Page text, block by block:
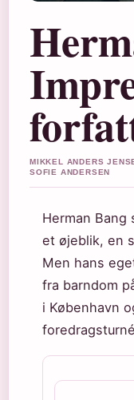
MIKKEL ANDERS
SOFIE ANDERSEN
Herman Bang
et øjeblik, en
Men hans
fra barndom
i København